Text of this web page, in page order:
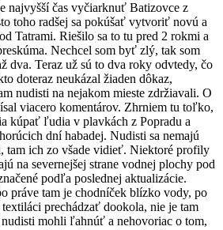
najvyšší čas vyčiarknuť Batizovce z
toho radšej sa pokúšať vytvoriť novú a
Tatrami. Riešilo sa to tu pred 2 rokmi a
Nechcel som byť zlý, tak som
dva. Teraz už sú to dva roky odvtedy, čo
doteraz neukázal žiaden dôkaz,
nudisti na nejakom mieste zdržiavali. O
viacero komentárov. Zhrniem tu toľko,
kúpať ľudia v plavkách z Popradu a
dní habadej. Nudisti sa nemajú
tam ich zo všade vidieť. Niektoré profily
na severnejšej strane vodnej plochy pod
podľa poslednej aktualizácie.
práve tam je chodníček blízko vody, po
prechádzať dookola, nie je tam
mohli ľahnúť a nehovoriac o tom,